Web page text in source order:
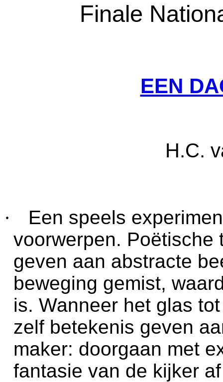
Finale
EEN
H.C.
·
Een speels
voorwerpen. Poëtische
geven aan abstracte
beweging gemist,
is. Wanneer het glas
zelf betekenis geven
maker: doorgaan met
fantasie van de kijker